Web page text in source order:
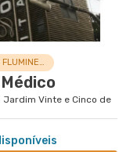
DO CENTRO DE PARQUE FLUMINENSE
Vinte e Cinco de